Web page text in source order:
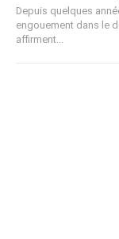
Depuis quelques
engouement dans le
affirment...